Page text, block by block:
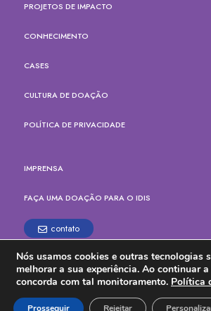
PROJETOS DE IMPACTO
CONHECIMENTO
CASES
CULTURA DE DOAÇÃO
POLÍTICA DE PRIVACIDADE
IMPRENSA
FAÇA UMA DOAÇÃO PARA O IDIS
contato
Rua Paes
Pinheiros,
CEP:
Tel. (11)
Nós usamos cookies e outras tecnologias
melhorar a sua experiência. Ao continuar
concorda com tal monitoramento. Política
Prosseguir Rejeitar